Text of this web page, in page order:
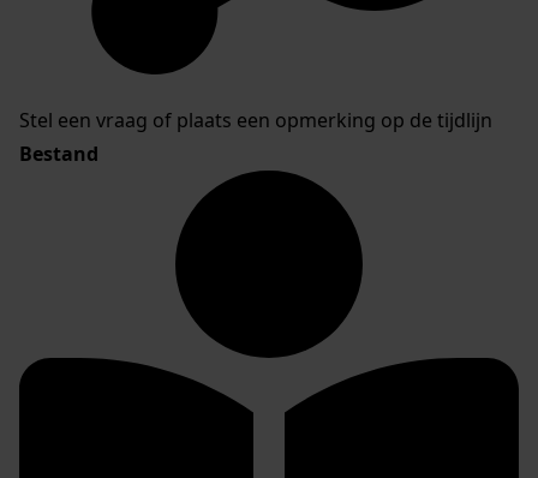
Stel een vraag of plaats een opmerking op de tijdlijn
Bestand